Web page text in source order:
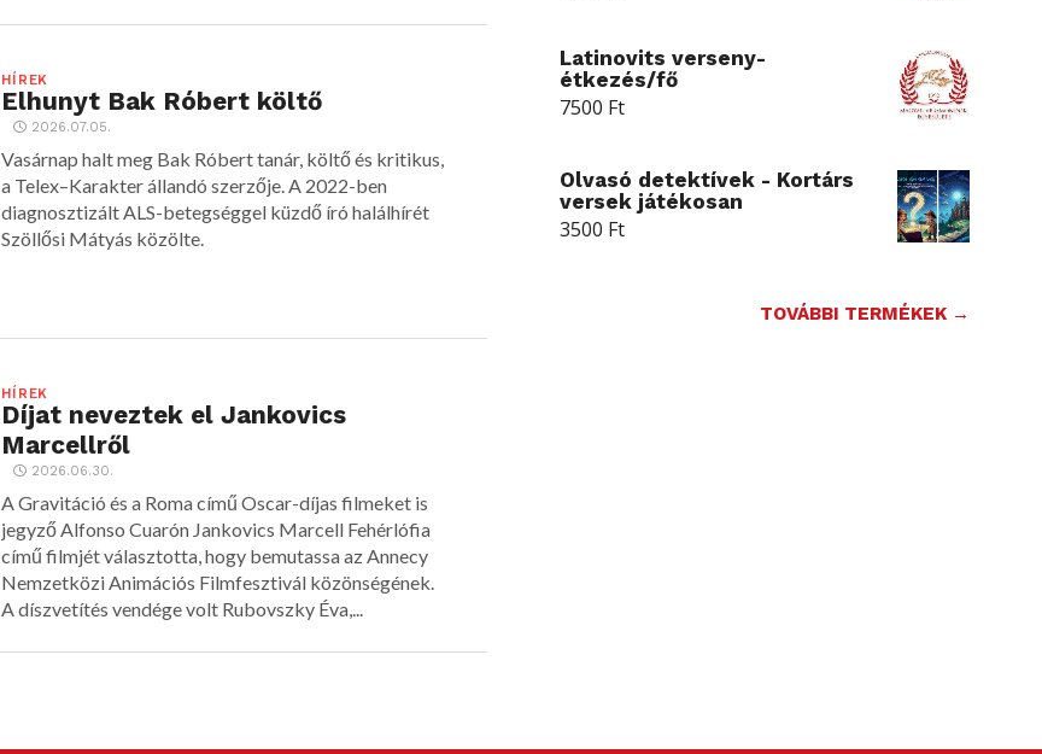
HÍREK
Elhunyt Bak Róbert költő
2026.07.05.
Vasárnap halt meg Bak Róbert tanár, költő és kritikus,
a Telex–Karakter állandó szerzője. A 2022-ben
diagnosztizált ALS-betegséggel küzdő író halálhírét
Szöllősi Mátyás közölte.
HÍREK
Díjat neveztek el Jankovics
Marcellről
2026.06.30.
A Gravitáció és a Roma című Oscar-díjas filmeket is
jegyző Alfonso Cuarón Jankovics Marcell Fehérlófia
című filmjét választotta, hogy bemutassa az Annecy
Nemzetközi Animációs Filmfesztivál közönségének.
A díszvetítés vendége volt Rubovszky Éva,...
Latinovits verseny-
étkezés/fő
7500 Ft
Olvasó detektívek - Kortárs
versek játékosan
3500 Ft
TOVÁBBI TERMÉKEK →